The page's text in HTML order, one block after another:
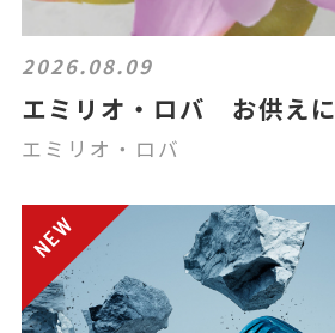
2026.08.09
エミリオ・ロバ お供えに
エミリオ・ロバ